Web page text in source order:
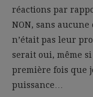
réactions par
NON, sans
n’était pas leur
serait oui, même si
première fois que
puissance…